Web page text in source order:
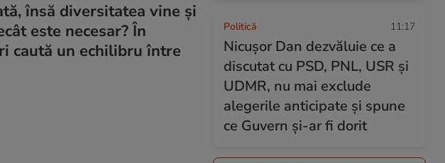
însă diversitatea vine și
este necesar? În
caută un echilibru între
Politică 11:17
Nicușor Dan dezvăluie ce a
discutat cu PSD, PNL, USR și
UDMR, nu mai exclude
alegerile anticipate și spune
ce Guvern și-ar fi dorit